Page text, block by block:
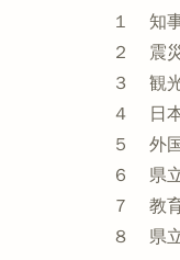
１ 知
２ 震
３ 観
４ 日
５ 外
６ 県
７ 教
８ 県